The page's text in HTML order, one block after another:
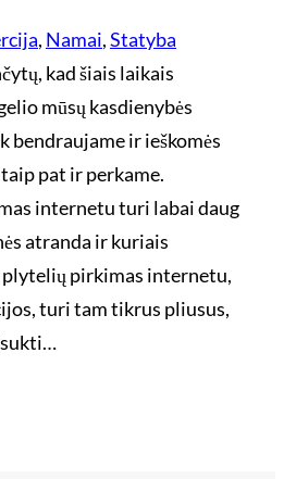
, Namai, Statyba
kad šiais laikais
mūsų kasdienybės
bendraujame ir ieškomės
pat ir perkame.
internetu turi labai daug
atranda ir kuriais
pirkimas internetu,
turi tam tikrus pliusus,